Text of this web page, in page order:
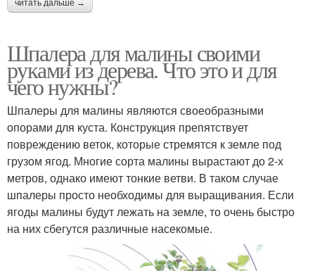
читать дальше →
Шпалера для малины своими
руками из дерева. Что это и для
чего нужны?
Шпалеры для малины являются своеобразными
опорами для куста. Конструкция препятствует
повреждению веток, которые стремятся к земле под
грузом ягод. Многие сорта малины вырастают до 2-х
метров, однако имеют тонкие ветви. В таком случае
шпалеры просто необходимы для выращивания. Если
ягоды малины будут лежать на земле, то очень быстро
на них сбегутся различные насекомые.